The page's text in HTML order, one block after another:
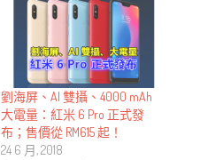
劉海屏、AI 雙攝、4000 mAh
大電量：紅米 6 Pro 正式發
布；售價從 RM615 起！
24 6 月, 2018